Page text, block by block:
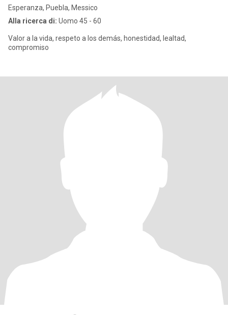
Esperanza, Puebla, Messico
Alla ricerca di: Uomo 45 - 60
Valor a la vida, respeto a los demás, honestidad, lealtad,
compromiso